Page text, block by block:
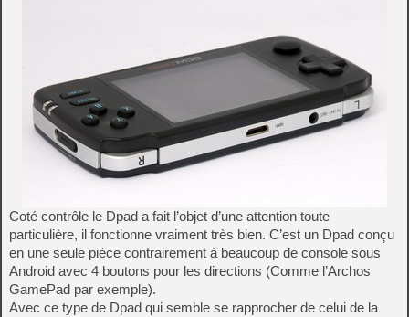
Coté contrôle le Dpad a fait l’objet d’une attention toute
particulière, il fonctionne vraiment très bien. C’est un Dpad conçu
en une seule pièce contrairement à beaucoup de console sous
Android avec 4 boutons pour les directions (Comme l’Archos
GamePad par exemple).
Avec ce type de Dpad qui semble se rapprocher de celui de la